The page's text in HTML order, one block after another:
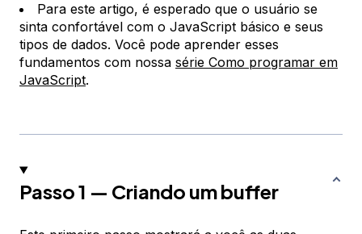
Para este artigo, é esperado que o usuário se
sinta confortável com o JavaScript básico e seus
tipos de dados. Você pode aprender esses
fundamentos com nossa série Como programar em
JavaScript.
Passo 1 — Criando um buffer